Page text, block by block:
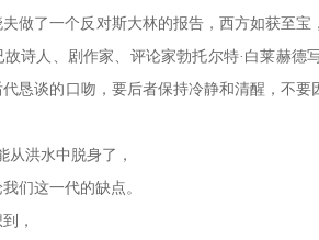
做了一个反对斯大林的报告，西方如获至
诗人、剧作家、评论家勃托尔特·白莱赫
恳谈的口吻，要后者保持冷静和清醒，不
从洪水中脱身了，
们这一代的缺点。
，